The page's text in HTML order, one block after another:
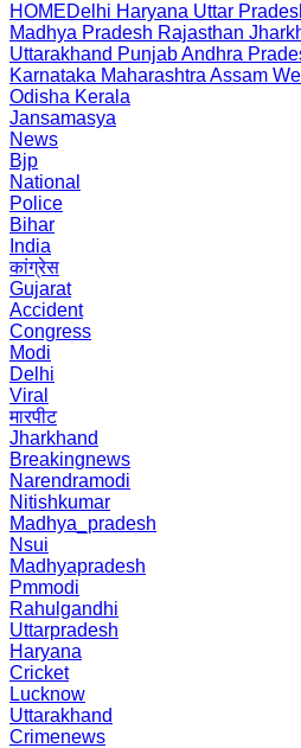
HOMEDelhi Haryana Uttar
Madhya Pradesh Rajasthan
Uttarakhand PunjabAndhra
Karnataka Maharashtra Assam
Odisha Kerala
Jansamasya
News
Bjp
National
Police
Bihar
India
कांग्रेस
Gujarat
Accident
Congress
Modi
Delhi
Viral
मारपीट
Jharkhand
Breakingnews
Narendramodi
Nitishkumar
Madhya_pradesh
Nsui
Madhyapradesh
Pmmodi
Rahulgandhi
Uttarpradesh
Haryana
Cricket
Lucknow
Uttarakhand
Crimenews